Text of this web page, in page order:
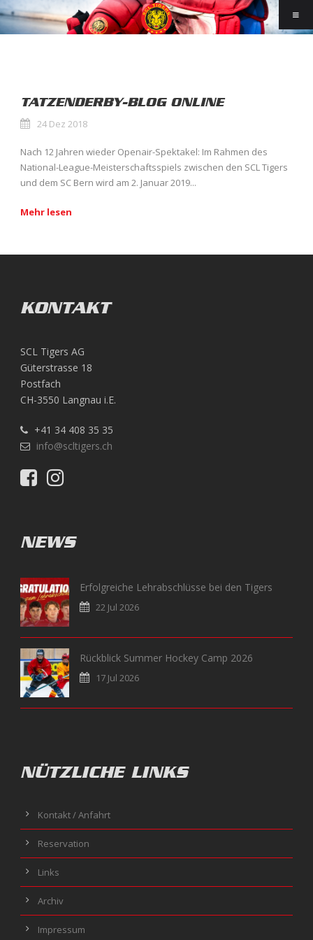
TATZENDERBY-BLOG ONLINE
24 Dez 2018
Nach 12 Jahren wieder Openair-Spektakel: Im Rahmen des
National-League-Meisterschaftsspiels zwischen den SCL Tigers
und dem SC Bern wird am 2. Januar 2019...
Mehr lesen
KONTAKT
SCL Tigers AG
Güterstrasse 18
Postfach
CH-3550 Langnau i.E.
+41 34 408 35 35
info@scltigers.ch
NEWS
Erfolgreiche Lehrabschlüsse bei den Tigers
22 Jul 2026
Rückblick Summer Hockey Camp 2026
17 Jul 2026
NÜTZLICHE LINKS
Kontakt / Anfahrt
Reservation
Links
Archiv
Impressum